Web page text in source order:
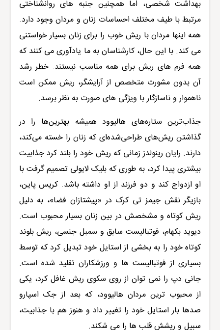
بهداشت شخصی، اما همچنین جنبه های روانشناختی
مرتبط با طیف مختلف احساسات زنان و مردان وجود دارد.
همه اینها مردان با ریش خوب را برای زنان بسیار خواستنی
می کند. با این حال، کارشناسان به ما یادآوری می کنند که
همه فرم های ریش برای همه مناسب نیستند. خطر رشد
آن بدون مشورت متخصص از آرایشگر، ریش ممکن است
ناهموار و ناسازگار با ویژگی های صورت به نظر برسد.
جذاب‌ترین ستاره‌های هالیوود همیشه بهترین‌ها را در
گذاشتن ریش‌های طراحی‌شده‌ای که زنان را خسته می‌کند،
دارند. رایان رینولدز زمانی که ریش خود را بلند کرد جذابیت
بیشتری پیدا کرد، به طوری که بلیک لایولی تصمیم گرفت با
او ازدواج کند و دو فرزند از او داشته باشد. کریس پاین،
بازیگر نقش جیمز تی کرک در «پیشتازان فضا»، به دلیل
ریش کوتاه و مشخصش در بین زنان بسیار محبوب است.
دیوید بکهام، فوتبالیست سابق و سمبل جنسی، ریش بلوند
کوتاه خود را به بخشی از استایل خود تبدیل کرد که توسط
بسیاری از فوتبالیست ها و ورزشکاران تقلید شده است.
جانی دپ را نمی توان از روی سکوی ریش غافل کرد، یکی
از محبوب ترین مردان هالیوود، که بعد از جک اسپارو
صدها بار استایل خود را تغییر داد و هنوز هم با جذابیت،
سبیل و ریشش قلب ها را می شکند.